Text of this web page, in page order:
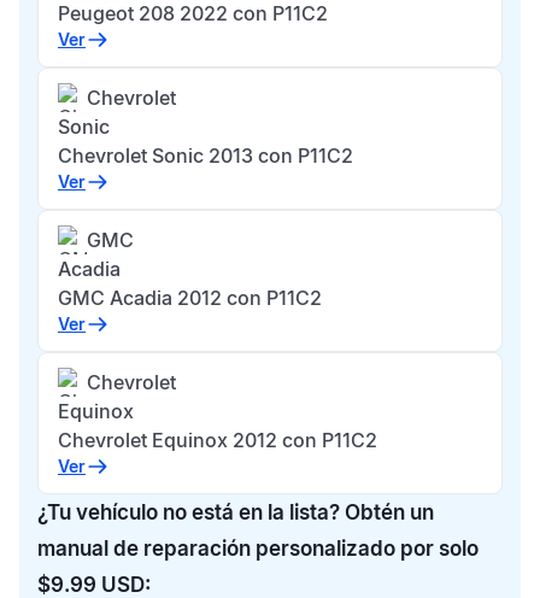
Peugeot 208 2022 con P11C2
Ver
Chevrolet
Sonic
Chevrolet Sonic 2013 con P11C2
Ver
GMC
Acadia
GMC Acadia 2012 con P11C2
Ver
Chevrolet
Equinox
Chevrolet Equinox 2012 con P11C2
Ver
¿Tu vehículo no está en la lista? Obtén un
manual de reparación personalizado por solo
$9.99 USD: